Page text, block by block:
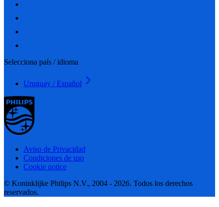
Selecciona país / idioma
Uruguay / Español
Aviso de Privacidad
Condiciones de uso
Cookie notice
© Koninklijke Philips N.V., 2004 - 2026. Todos los derechos
reservados.